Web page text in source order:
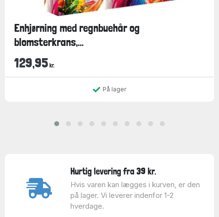
Enhjørning med regnbuehår og
blomsterkrans,...
129,95 kr.
På lager
Hurtig levering fra 39 kr.
Hvis varen kan lægges i kurven, er den
på lager. Vi leverer indenfor 1-2
hverdage.